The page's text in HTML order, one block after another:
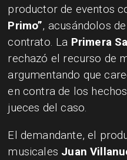
productor de eventos
Primo”, acusándolos
contrato. La Primera
rechazó el recurso de
argumentando que
en contra de los
jueces del caso.
El demandante, el
musicales Juan